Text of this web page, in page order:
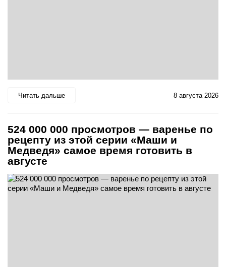
Читать дальше 8 августа 2026
524 000 000 просмотров — варенье по
рецепту из этой серии «Маши и
Медведя» самое время готовить в
августе